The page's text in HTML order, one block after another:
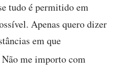
tudo é permitido em
Apenas quero dizer
em que
Não me importo com